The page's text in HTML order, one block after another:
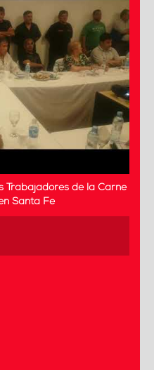
Trabajadores de la Carne
Santa Fe